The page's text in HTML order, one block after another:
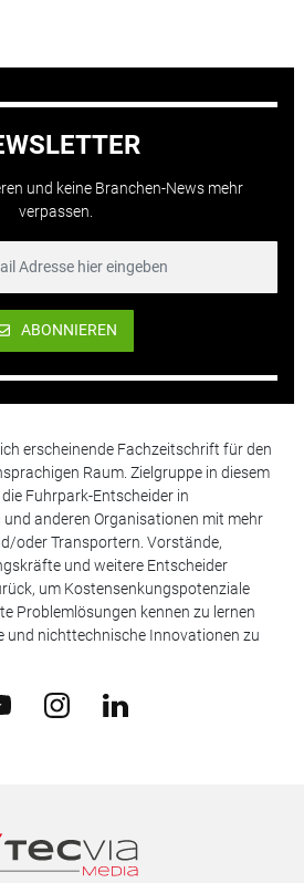
und keine Branchen-News mehr
verpassen.
ABONNIEREN
erscheinende Fachzeitschrift für den
Raum. Zielgruppe in diesem
Fuhrpark-Entscheider in
und anderen Organisationen mit mehr
oder Transportern. Vorstände,
und weitere Entscheider
um Kostensenkungspotenziale
Problemlösungen kennen zu lernen
und nichttechnische Innovationen zu